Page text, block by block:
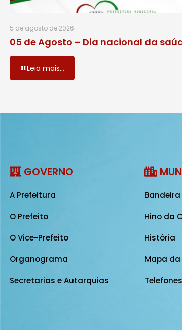
5 de agosto de 2026
05 de Agosto – Dia nacional da
Leia mais...
GOVERNO
A Prefeitura
O Prefeito
O Vice-Prefeito
Organograma
Secretarias e Autarquias
Bandeira
Hino da
História
Mapa